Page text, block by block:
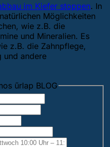
im Kiefer stoppen. In
Möglichkeiten
wie z.B. die
und Mineralien. Es
z.B. die Zahnpflege,
und andere
űrlap BLOG